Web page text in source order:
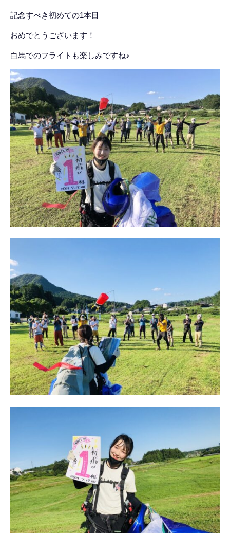
記念すべき初めての1本目
おめでとうございます！
白馬でのフライトも楽しみですね♪